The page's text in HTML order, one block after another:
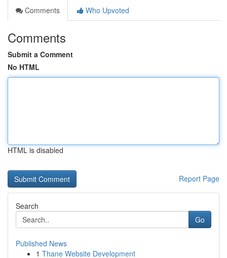
Comments
Who Upvoted
Comments
Submit a Comment
No HTML
HTML is disabled
Report Page
Search
Go
Published News
1 Thane Website Development